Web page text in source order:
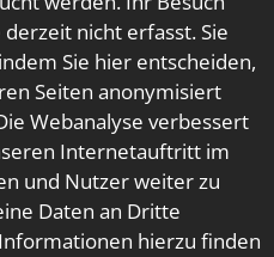
nicht erfasst. Sie
Sie hier entscheiden,
Seiten anonymisiert
Webanalyse verbessert
Internetauftritt im
und Nutzer weiter zu
Daten an Dritte
hierzu finden